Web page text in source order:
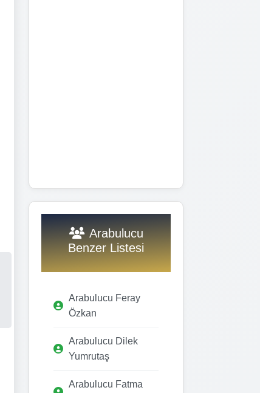
Arabulucu
Benzer Listesi
Arabulucu Feray
Özkan
Arabulucu Dilek
Yumrutaş
Arabulucu Fatma